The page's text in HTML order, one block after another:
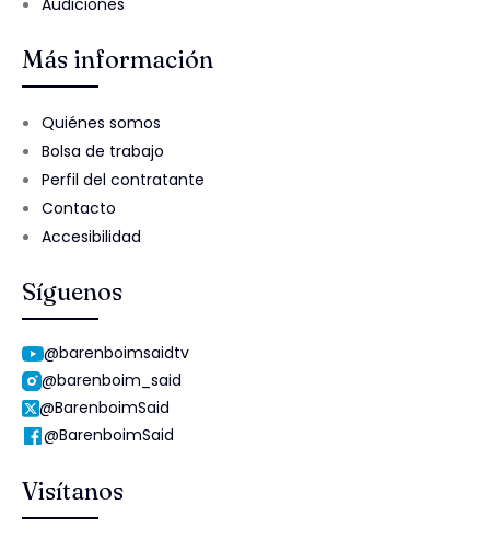
Audiciones
Más información
Quiénes somos
Bolsa de trabajo
Perfil del contratante
Contacto
Accesibilidad
Síguenos
@barenboimsaidtv
@barenboim_said
@BarenboimSaid
@BarenboimSaid
Visítanos